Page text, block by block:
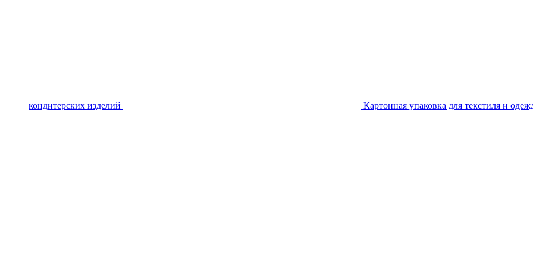
кондитерских изделий Картонная упаковка для текстиля и